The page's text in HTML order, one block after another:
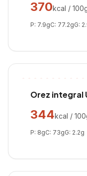
370kcal /
P: 7.9gC: 77.2gG:
Orez integral
344kcal /
P: 8gC: 73gG: 2.2g